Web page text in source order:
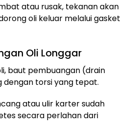
atau rusak, tekanan akan
oli keluar melalui gasket
Oli Longgar
baut pembuangan (drain
dengan torsi yang tepat.
atau ulir karter sudah
secara perlahan dari